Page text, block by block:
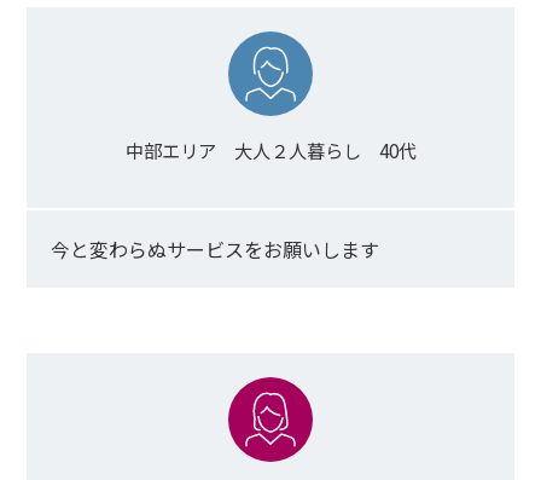
中部エリア 大人２人暮らし 40代
今と変わらぬサービスをお願いします